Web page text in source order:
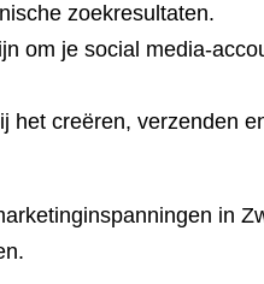
zoekresultaten.
om je social media-
creëren, verzenden
in